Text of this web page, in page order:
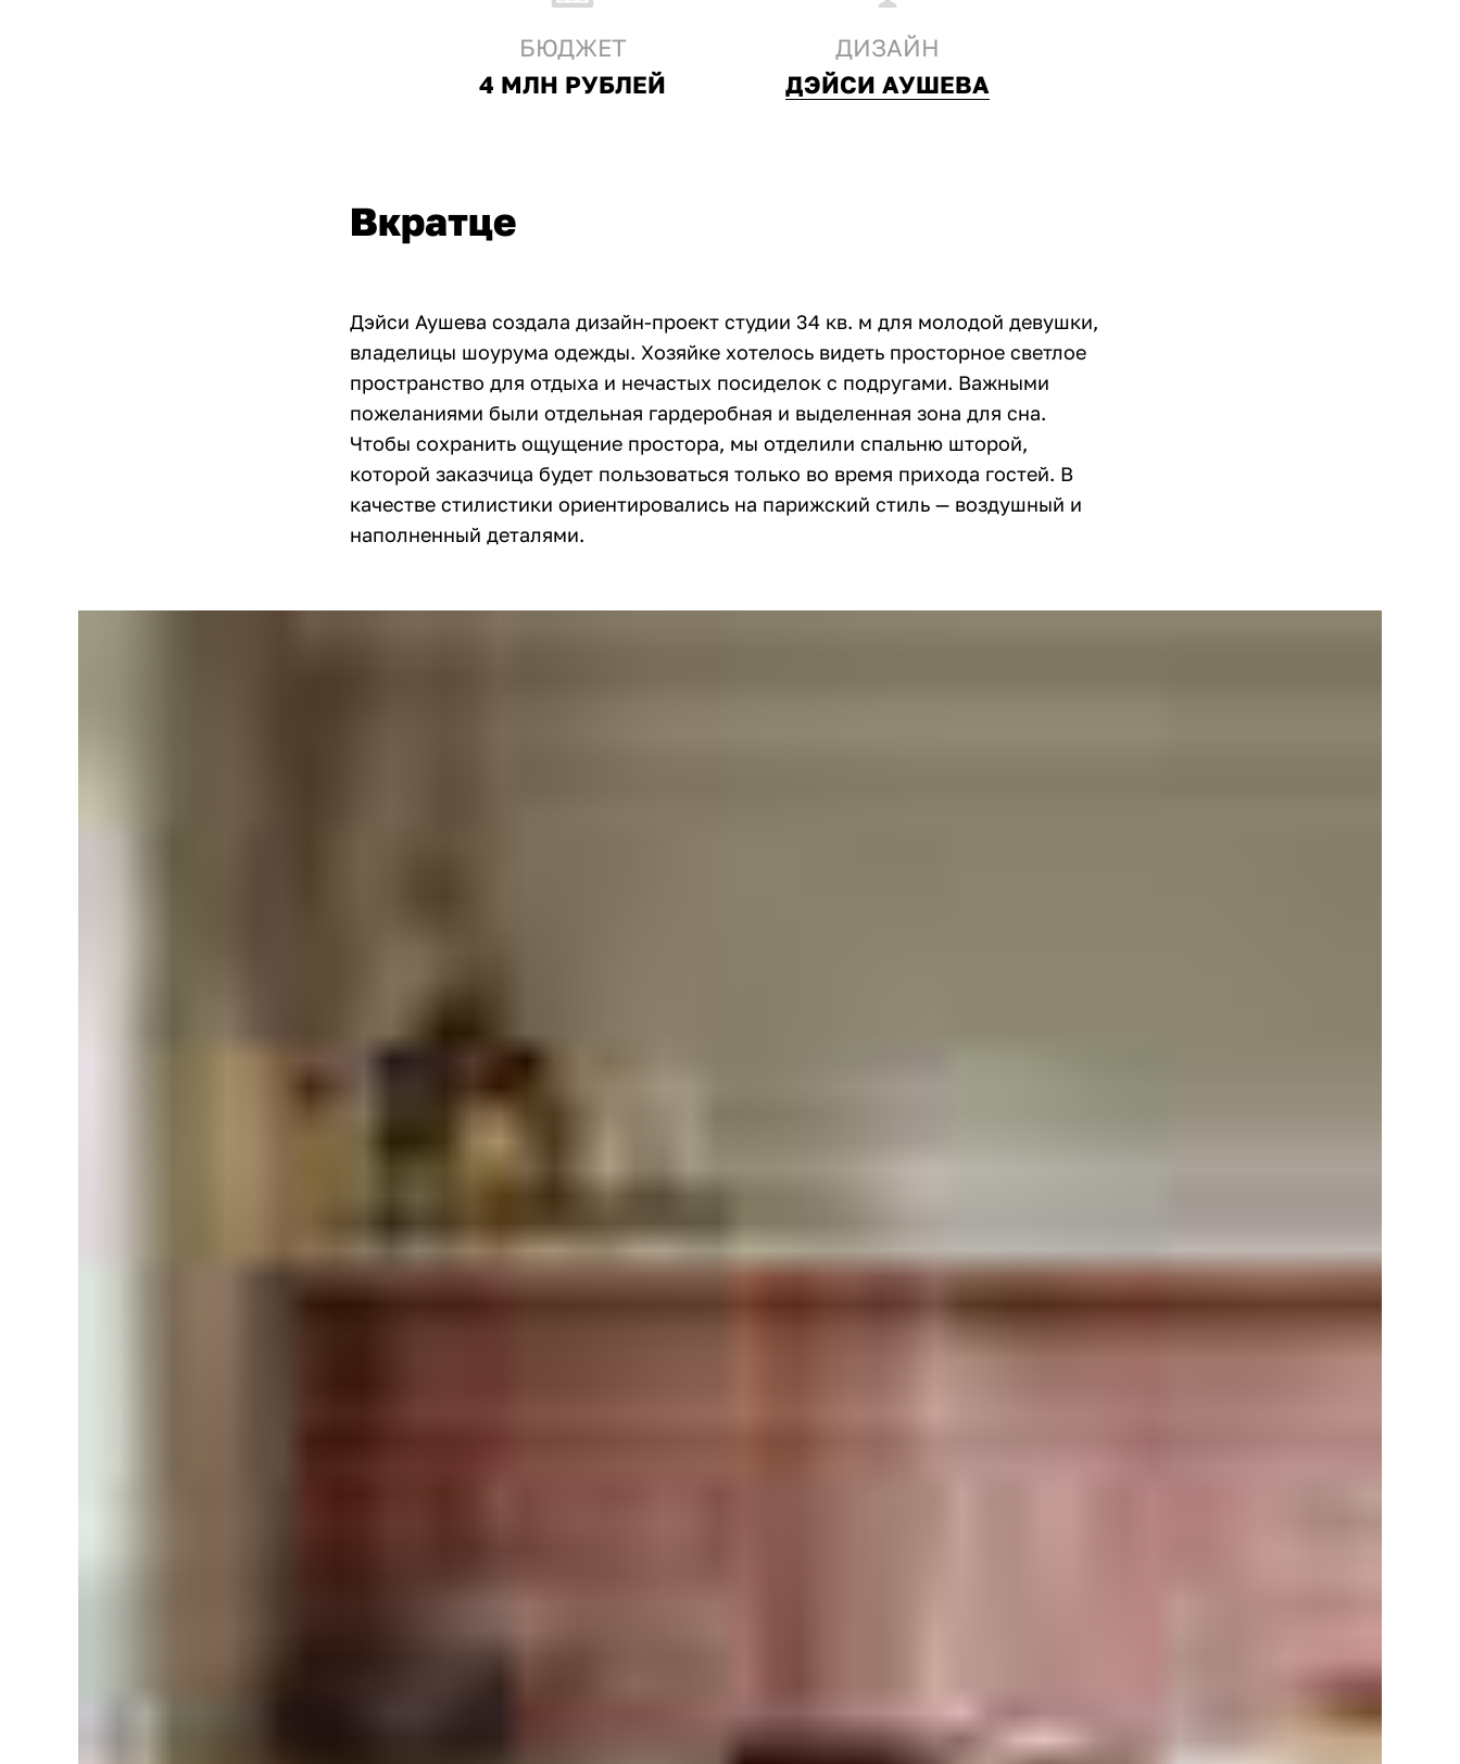
БЮДЖЕТ
4 МЛН РУБЛЕЙ
ДИЗАЙН
ДЭЙСИ АУШЕВА
Вкратце
Дэйси Аушева создала дизайн-проект студии 34 кв. м для молодой девушки,
владелицы шоурума одежды. Хозяйке хотелось видеть просторное светлое
пространство для отдыха и нечастых посиделок с подругами. Важными
пожеланиями были отдельная гардеробная и выделенная зона для сна.
Чтобы сохранить ощущение простора, мы отделили спальню шторой,
которой заказчица будет пользоваться только во время прихода гостей. В
качестве стилистики ориентировались на парижский стиль — воздушный и
наполненный деталями.